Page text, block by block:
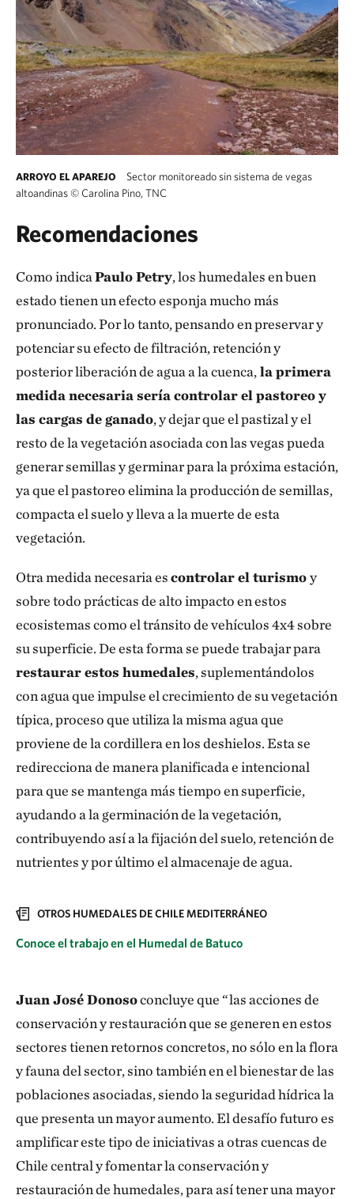
ARROYO EL APAREJO
Sector monitoreado sin sistema de vegas
altoandinas©Carolina Pino, TNC
Recomendaciones
Como indicaPaulo Petry, los humedales en buen
estado tienen un efecto esponja mucho más
pronunciado. Por lo tanto, pensando en preservar y
potenciar su efecto de filtración, retención y
posterior liberación de agua a la cuenca, la primera
medida necesaria sería controlar el pastoreo y
las cargas de ganado, y dejar que el pastizal y el
resto de la vegetación asociada con las vegas pueda
generar semillas y germinar para la próxima estación,
ya que el pastoreo elimina la producción de semillas,
compacta el suelo y lleva a la muerte de esta
vegetación.
Otra medida necesaria escontrolar el turismoy
sobre todo prácticas de alto impacto en estos
ecosistemas como el tránsito de vehículos 4x4 sobre
su superficie. De esta forma se puede trabajar para
restaurar estos humedales, suplementándolos
con agua que impulse el crecimiento de su vegetación
típica, proceso que utiliza la misma agua que
proviene de la cordillera en los deshielos. Esta se
redirecciona de manera planificada e intencional
para que se mantenga más tiempo en superficie,
ayudando a la germinación de la vegetación,
contribuyendo así a la fijación del suelo, retención de
nutrientes y por último el almacenaje de agua.
OTROS HUMEDALES DE CHILE MEDITERRÁNEO
Conoce el trabajo en el Humedal de Batuco
Juan José Donosoconcluye que “las acciones de
conservación y restauración que se generen en estos
sectores tienen retornos concretos, no sólo en la flora
y fauna del sector, sino también en el bienestar de las
poblaciones asociadas, siendo la seguridad hídrica la
que presenta un mayor aumento. El desafío futuro es
amplificar este tipo de iniciativas a otras cuencas de
Chile central y fomentar la conservación y
restauración de humedales, para así tener una mayor